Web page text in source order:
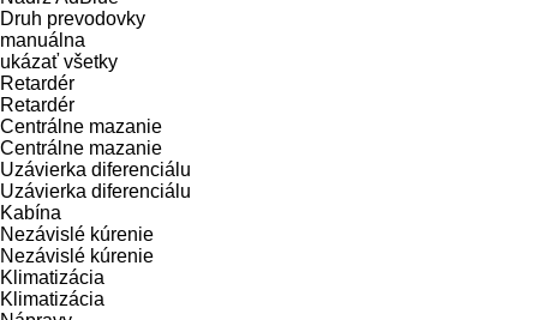
Druh prevodovky
manuálna
ukázať všetky
Retardér
Retardér
Centrálne mazanie
Centrálne mazanie
Uzávierka diferenciálu
Uzávierka diferenciálu
Kabína
Nezávislé kúrenie
Nezávislé kúrenie
Klimatizácia
Klimatizácia